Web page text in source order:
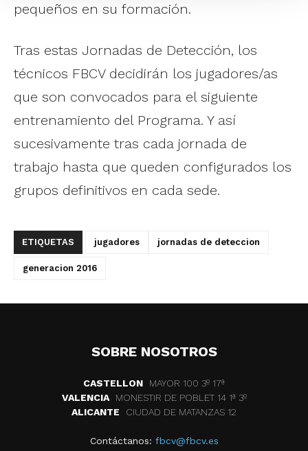
pequeños en su formación.
Tras estas Jornadas de Detección, los
técnicos FBCV decidirán los jugadores/as
que son convocados para el siguiente
entrenamiento del Programa. Y así
sucesivamente tras cada jornada de
trabajo hasta que queden configurados los
grupos definitivos en cada sede.
ETIQUETAS jugadores jornadas de deteccion
generacion 2016
SOBRE NOSOTROS
CASTELLON
MAYOR 100 3º 17ª
VALENCIA
MONESTIR DE POBLET 14 1ª 3º
ALICANTE
CIUDAD DE MATANZAS 12
Contáctanos: fbcv@fbcv.es